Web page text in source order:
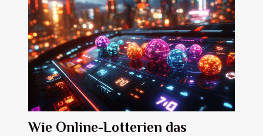
Wie Online-Lotterien das